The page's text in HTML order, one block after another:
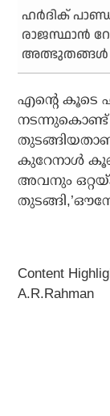
ഹര്‍ദിക്
രാജസ്ഥാന്‍
അത്ഭുതങ്ങള്‍
എൻ്റെ കൂടെ
നടന്നുകൊണ്ട്
കുറേനാൾ
അവനും
Content
A.R.Rahman